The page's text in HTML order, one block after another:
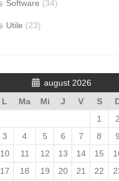
Software (34)
Utile (23)
august 2026
L
Ma Mi J V S
1
2
3
4 5 6 7 8
9
10
11 12 13 14 15
17
18 19 20 21 22